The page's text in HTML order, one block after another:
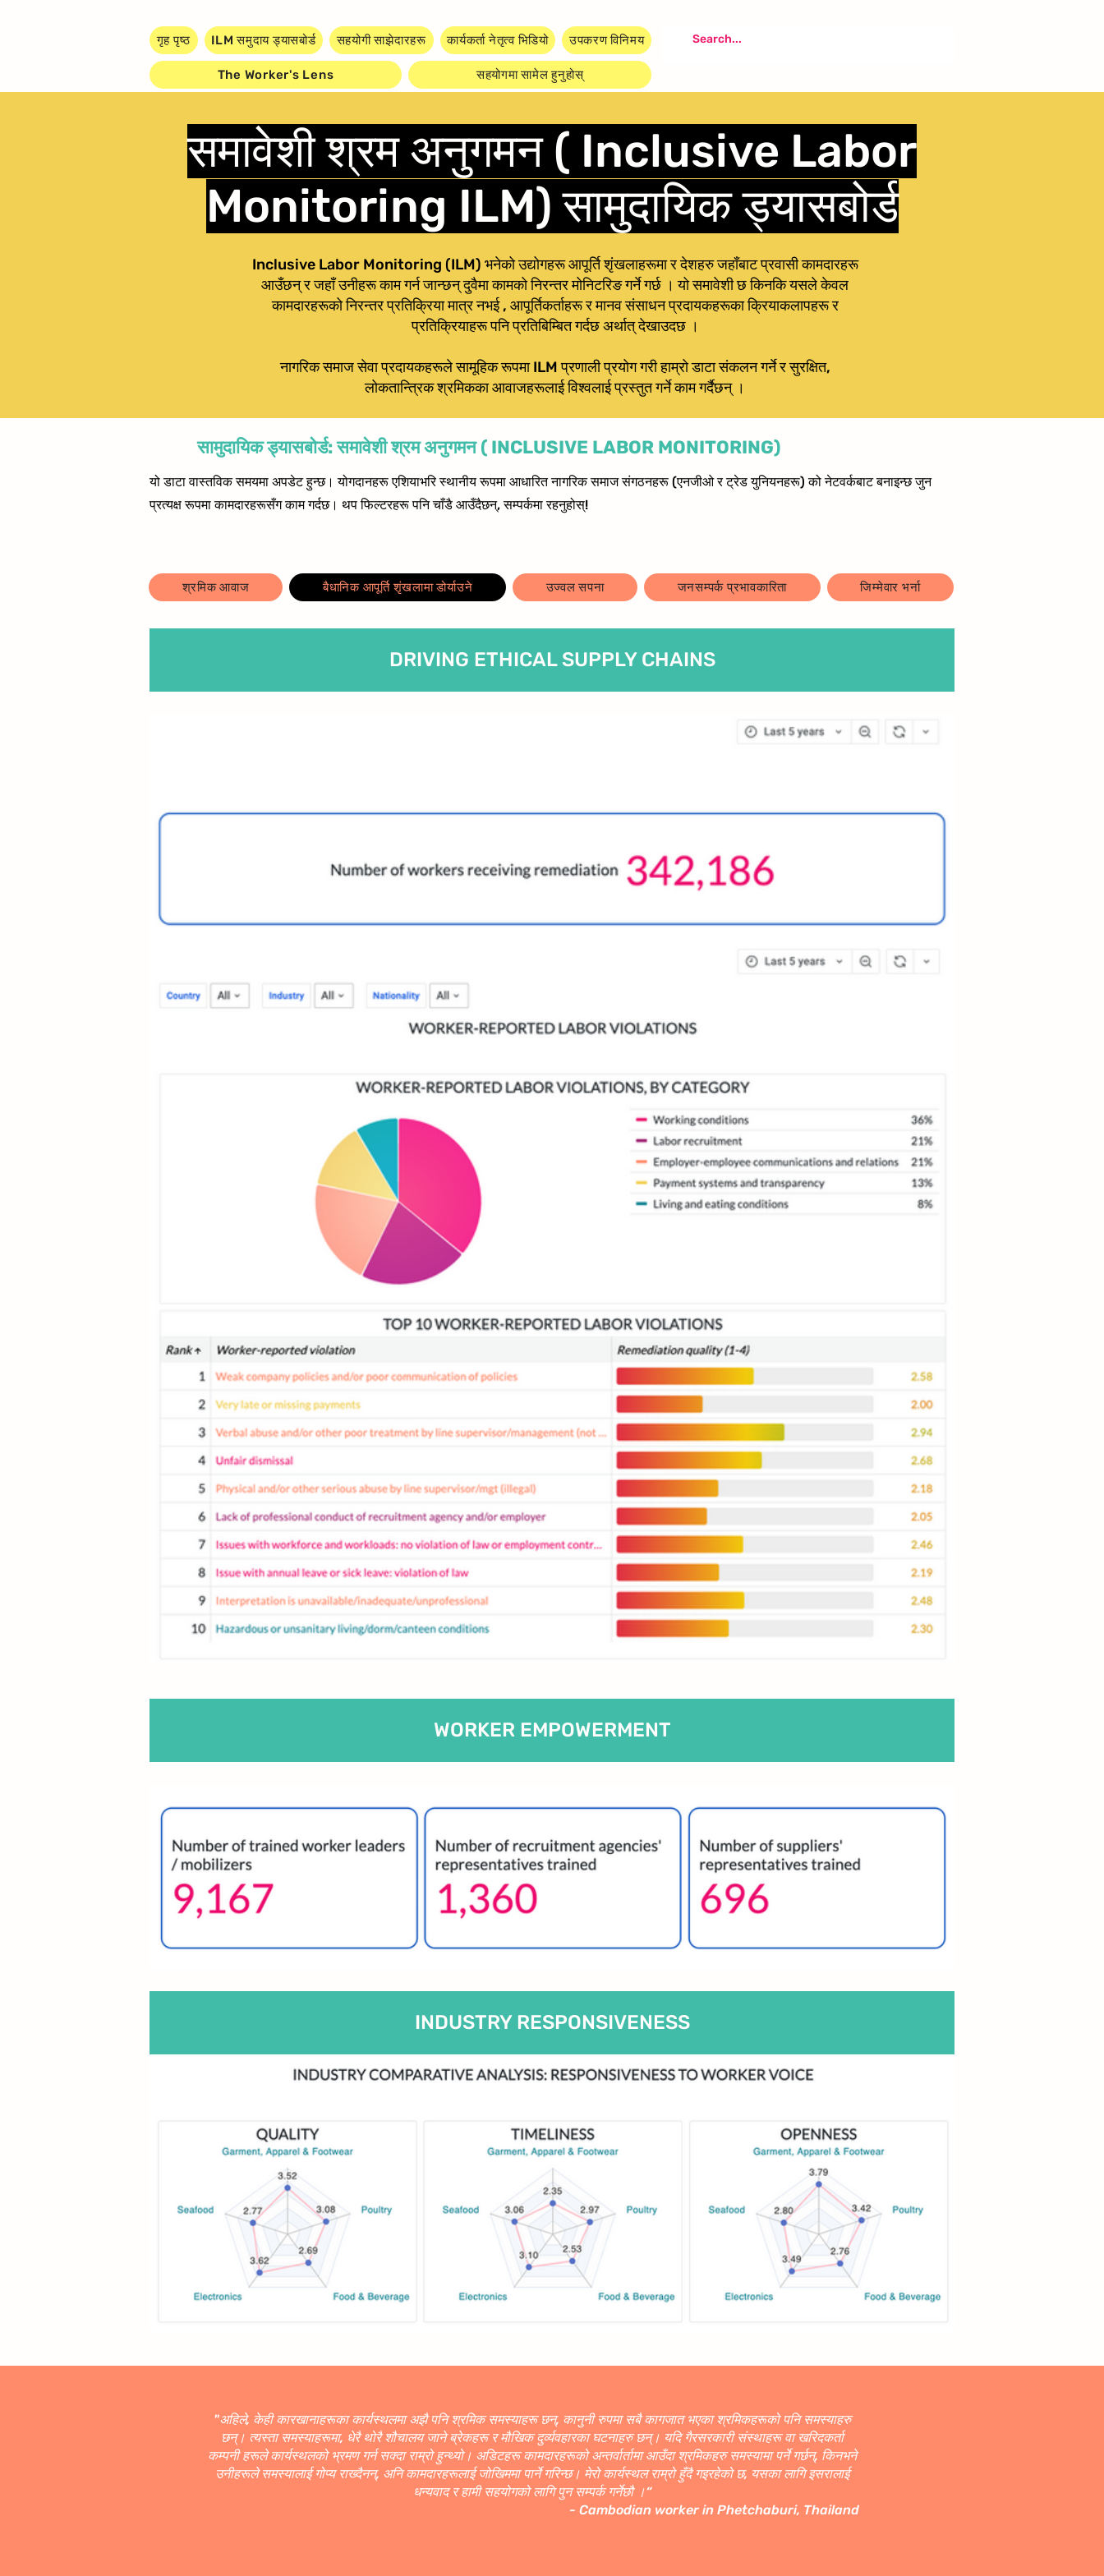
गृह पृष्ठ ILM समुदाय ड्यासबोर्ड सहयोगी साझेदारहरू कार्यकर्ता नेतृत्व भिडियो उपकरण विनिमय
The Worker's Lens सहयोगमा सामेल हुनुहोस्
समावेशी श्रम अनुगमन ( Inclusive Labor
Monitoring ILM) सामुदायिक ड्यासबोर्ड
Inclusive Labor Monitoring (ILM) भनेको उद्योगहरू आपूर्ति शृंखलाहरूमा र देशहरु जहाँबाट प्रवासी कामदारहरू
आउँछन् र जहाँ उनीहरू काम गर्न जान्छन् दुवैमा कामको निरन्तर मोनिटरिङ गर्ने गर्छ । यो समावेशी छ किनकि यसले केवल
कामदारहरूको निरन्तर प्रतिक्रिया मात्र नभई , आपूर्तिकर्ताहरू र मानव संसाधन प्रदायकहरूका क्रियाकलापहरू र
प्रतिक्रियाहरू पनि प्रतिबिम्बित गर्दछ अर्थात् देखाउदछ ।
नागरिक समाज सेवा प्रदायकहरूले सामूहिक रूपमा ILM प्रणाली प्रयोग गरी हाम्रो डाटा संकलन गर्ने र सुरक्षित,
लोकतान्त्रिक श्रमिकका आवाजहरूलाई विश्वलाई प्रस्तुत गर्ने काम गर्दैछन् ।
सामुदायिक ड्यासबोर्ड: समावेशी श्रम अनुगमन ( INCLUSIVE LABOR MONITORING)
यो डाटा वास्तविक समयमा अपडेट हुन्छ। योगदानहरू एशियाभरि स्थानीय रूपमा आधारित नागरिक समाज संगठनहरू (एनजीओ र ट्रेड युनियनहरू) को नेटवर्कबाट बनाइन्छ जुन
प्रत्यक्ष रूपमा कामदारहरूसँग काम गर्दछ। थप फिल्टरहरू पनि चाँडै आउँदैछन्, सम्पर्कमा रहनुहोस्!
श्रमिक आवाज बैधानिक आपूर्ति शृंखलामा डोर्याउने उज्वल सपना जनसम्पर्क प्रभावकारिता जिम्मेवार भर्ना
DRIVING ETHICAL SUPPLY CHAINS
WORKER EMPOWERMENT
INDUSTRY RESPONSIVENESS
"अहिले, केही कारखानाहरूका कार्यस्थलमा अझै पनि श्रमिक समस्याहरू छन्, कानुनी रुपमा सबै कागजात भएका श्रमिकहरूको पनि समस्याहरु
छन्। त्यस्ता समस्याहरूमा, धेरै थोरै शौचालय जाने ब्रेकहरू र मौखिक दुर्व्यवहारका घटनाहरु छन्। यदि गैरसरकारी संस्थाहरू वा खरिदकर्ता
कम्पनी हरूले कार्यस्थलको भ्रमण गर्न सक्दा राम्रो हुन्थ्यो। अडिटहरू कामदारहरूको अन्तर्वार्तामा आउँदा श्रमिकहरु समस्यामा पर्ने गर्छन्, किनभने
उनीहरूले समस्यालाई गोप्य राख्दैनन्, अनि कामदारहरूलाई जोखिममा पार्ने गरिन्छ। मेरो कार्यस्थल राम्रो हुँदै गइरहेको छ, यसका लागि इसरालाई
धन्यवाद र हामी सहयोगको लागि पुन सम्पर्क गर्नेछौ ।“
- Cambodian worker in Phetchaburi, Thailand